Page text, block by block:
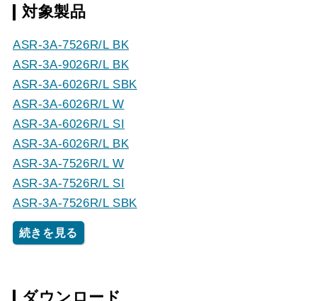
対象製品
ASR-3A-7526R/L BK
ASR-3A-9026R/L BK
ASR-3A-6026R/L SBK
ASR-3A-6026R/L W
ASR-3A-6026R/L SI
ASR-3A-6026R/L BK
ASR-3A-7526R/L W
ASR-3A-7526R/L SI
ASR-3A-7526R/L SBK
続きを見る